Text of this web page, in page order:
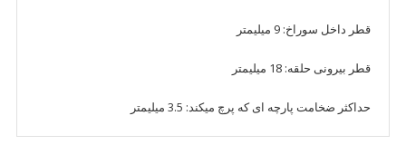
قطر داخل سوراخ: 9 میلیمتر
قطر بیرونی حلقه: 18 میلیمتر
حداکثر ضخامت پارچه ای که پرچ میکند: 3.5 میلیمتر